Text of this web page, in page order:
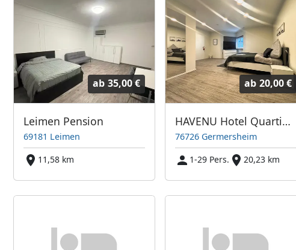
ab 35,00 €
Leimen Pension
69181 Leimen
11,58 km
ab 20,00 €
HAVENU Hotel Quartier 8
76726 Germersheim
1-29 Pers.
20,23 km